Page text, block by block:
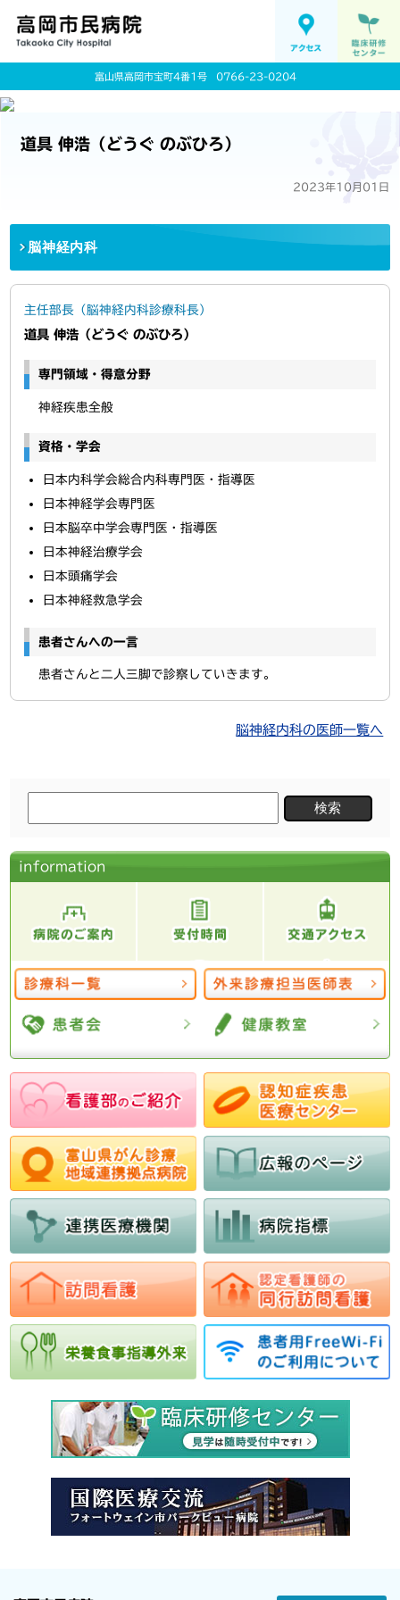
富山県高岡市宝町4番1号 0766-23-0204
道具 伸浩（どうぐ のぶひろ）
2023年10月01日
脳神経内科
主任部長（脳神経内科診療科長）
道具 伸浩（どうぐ のぶひろ）
専門領域・得意分野
神経疾患全般
資格・学会
日本内科学会総合内科専門医・指導医
日本神経学会専門医
日本脳卒中学会専門医・指導医
日本神経治療学会
日本頭痛学会
日本神経救急学会
患者さんへの一言
患者さんと二人三脚で診察していきます。
脳神経内科の医師一覧へ
索:
information